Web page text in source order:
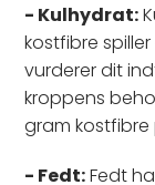
- Kulhydrat:
kostfibre
vurderer dit
kroppens
gram kostfibre
- Fedt:Fedt